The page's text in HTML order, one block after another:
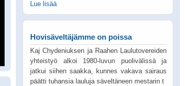
Lue lisää
Hovisäveltäjämme on poissa
Kaj Chydeniuksen ja Raahen Laulutovereiden
yhteistyö alkoi 1980-luvun puolivälissä ja
jatkui siihen saakka, kunnes vakava sairaus
päätti tuhansia lauluja säveltäneen mestarin t